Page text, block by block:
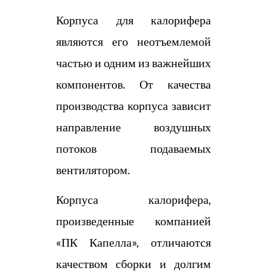
Корпуса для калорифера
являются его неотъемлемой
частью и одним из важнейших
компонентов. От качества
производства корпуса зависит
направление воздушных
потоков подаваемых
вентилятором.
Корпуса калорифера,
произведенные компанией
«ПК Капелла», отличаются
качеством сборки и долгим